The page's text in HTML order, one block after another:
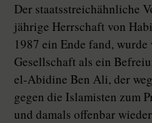
Der staatsstreichähnliche
jährige Herrschaft von
1987 ein Ende fand, wurde
Gesellschaft als ein
el-Abidine Ben Ali, der
gegen die Islamisten zum
und damals offenbar